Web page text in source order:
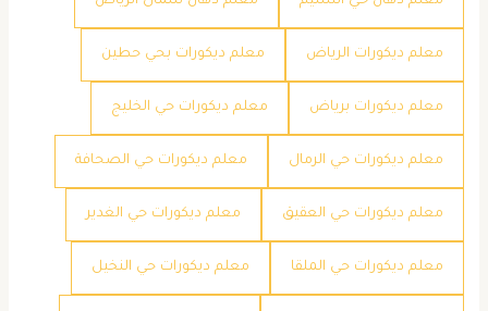
معلم ديكورات الرياض معلم ديكورات بحي حطين
معلم ديكورات برياض معلم ديكورات حي الخليج
معلم ديكورات حي الرمال معلم ديكورات حي الصحافة
معلم ديكورات حي العقيق معلم ديكورات حي الغدير
معلم ديكورات حي الملقا معلم ديكورات حي النخيل